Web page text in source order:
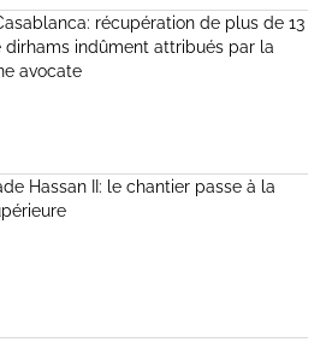
récupération de plus de 13
dirhams indûment attribués par la
avocate
Hassan II: le chantier passe à la